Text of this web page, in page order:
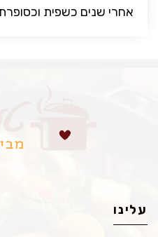
אחרי שנים כשפית
עלינו